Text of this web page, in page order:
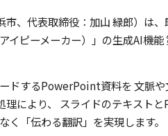
市、代表取締役：加山 緑郎）
イピーメーカー）」の生成AI機
ドするPowerPoint資料を 文脈や
理により、 スライドのテキス
「伝わる翻訳」を実現します。